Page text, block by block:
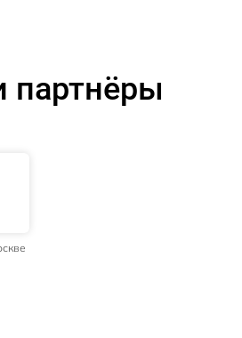
партнёры